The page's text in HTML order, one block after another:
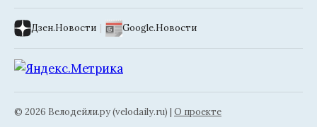
Дзен.Новости | Google.Новости
© 2026 Велодейли.ру (velodaily.ru) | О проекте